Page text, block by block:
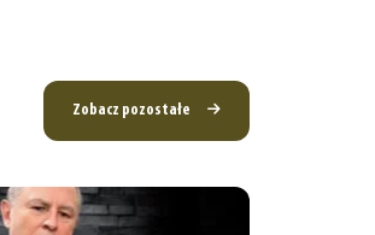
Zobacz pozostałe